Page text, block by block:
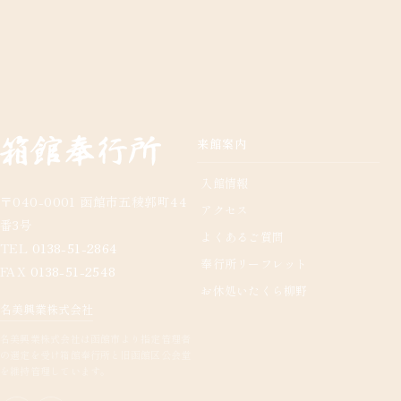
〒040-0001 函館市五稜郭町44
番3号
TEL 0138-51-2864
FAX 0138-51-2548
名美興業株式会社
来館案内
入館情報
アクセス
よくあるご質問
奉行所リーフレット
お休処いたくら柳野